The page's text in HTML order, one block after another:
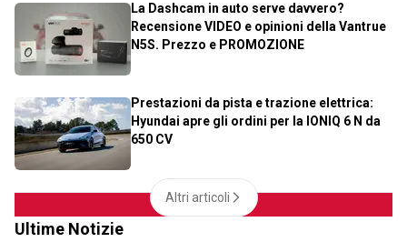
La Dashcam in auto serve davvero?
Recensione VIDEO e opinioni della Vantrue
N5S. Prezzo e PROMOZIONE
Prestazioni da pista e trazione elettrica:
Hyundai apre gli ordini per la IONIQ 6 N da
650 CV
Altri articoli
Ultime Notizie